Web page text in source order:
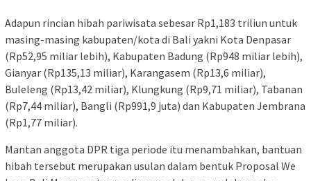
Adapun rincian hibah pariwisata sebesar Rp1,183 triliun untuk
masing-masing kabupaten/kota di Bali yakni Kota Denpasar
(Rp52,95 miliar lebih), Kabupaten Badung (Rp948 miliar lebih),
Gianyar (Rp135,13 miliar), Karangasem (Rp13,6 miliar),
Buleleng (Rp13,42 miliar), Klungkung (Rp9,71 miliar), Tabanan
(Rp7,44 miliar), Bangli (Rp991,9 juta) dan Kabupaten Jembrana
(Rp1,77 miliar).
Mantan anggota DPR tiga periode itu menambahkan, bantuan
hibah tersebut merupakan usulan dalam bentuk Proposal We